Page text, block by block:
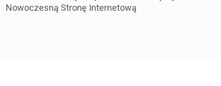
Nowoczesną Stronę Internetową